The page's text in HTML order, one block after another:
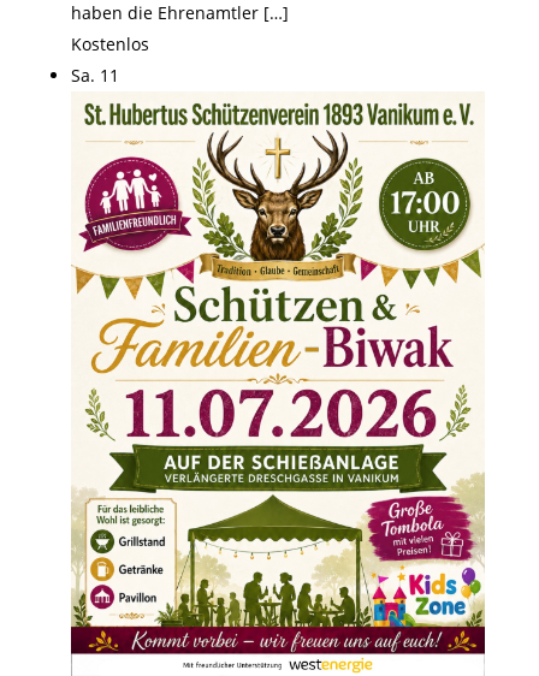
haben die Ehrenamtler […]
Kostenlos
Sa. 11